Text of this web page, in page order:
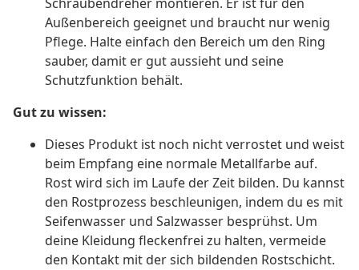
Außenbereich geeignet und braucht nur wenig
Pflege. Halte einfach den Bereich um den Ring
sauber, damit er gut aussieht und seine
Schutzfunktion behält.
Gut zu wissen:
Dieses Produkt ist noch nicht verrostet und weist
beim Empfang eine normale Metallfarbe auf.
Rost wird sich im Laufe der Zeit bilden. Du kannst
den Rostprozess beschleunigen, indem du es mit
Seifenwasser und Salzwasser besprühst. Um
deine Kleidung fleckenfrei zu halten, vermeide
den Kontakt mit der sich bildenden Rostschicht.